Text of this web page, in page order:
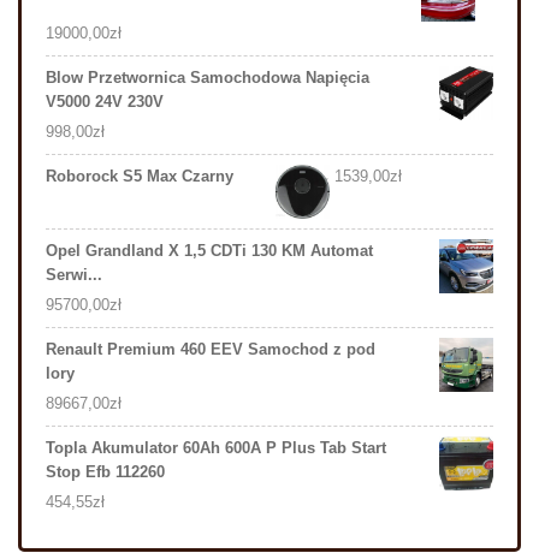
19000,00zł
Blow Przetwornica Samochodowa Napięcia
V5000 24V 230V
998,00zł
Roborock S5 Max Czarny 1539,00zł
Opel Grandland X 1,5 CDTi 130 KM Automat
Serwi...
95700,00zł
Renault Premium 460 EEV Samochod z pod
lory
89667,00zł
Topla Akumulator 60Ah 600A P Plus Tab Start
Stop Efb 112260
454,55zł